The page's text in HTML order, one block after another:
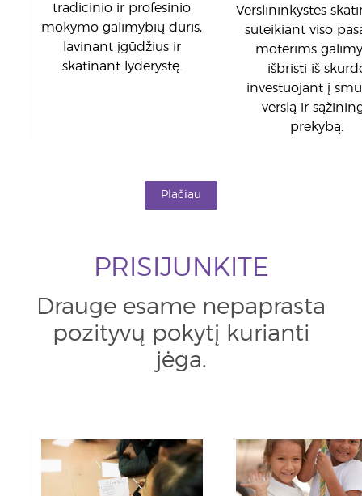
tradicinio ir profesinio
mokymo galimybių duris,
lavinant įgūdžius ir
skatinant lyderystę.
Verslininkystės
suteikiant viso
moterims
išbristi iš
investuojant į
verslą ir
prekybą.
Plačiau
PRISIJUNKITE
Drauge esame nepaprasta
pozityvų pokytį kurianti
jėga.